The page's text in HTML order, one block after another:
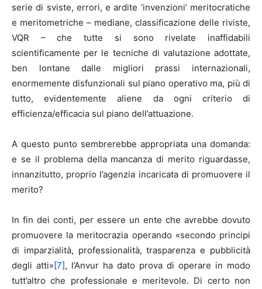
serie di sviste, errori, e ardite ‘invenzioni’ meritocratiche
e meritometriche – mediane, classificazione delle riviste,
VQR – che tutte si sono rivelate inaffidabili
scientificamente per le tecniche di valutazione adottate,
ben lontane dalle migliori prassi internazionali,
enormemente disfunzionali sul piano operativo ma, più di
tutto, evidentemente aliene da ogni criterio di
efficienza/efficacia sul piano dell’attuazione.
A questo punto sembrerebbe appropriata una domanda:
e se il problema della mancanza di merito riguardasse,
innanzitutto, proprio l’agenzia incaricata di promuovere il
merito?
In fin dei conti, per essere un ente che avrebbe dovuto
promuovere la meritocrazia operando «secondo principi
di imparzialità, professionalità, trasparenza e pubblicità
degli atti»[7], l’Anvur ha dato prova di operare in modo
tutt’altro che professionale e meritevole. Di certo non